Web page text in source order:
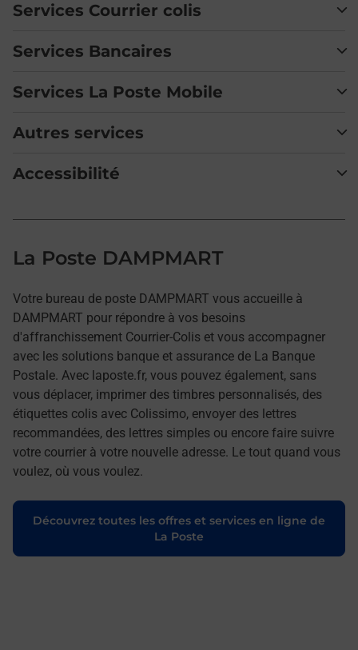
Services Courrier colis
Services Bancaires
Services La Poste Mobile
Autres services
Accessibilité
La Poste DAMPMART
Votre bureau de poste DAMPMART vous accueille à
DAMPMART pour répondre à vos besoins
d'affranchissement Courrier-Colis et vous accompagner
avec les solutions banque et assurance de La Banque
Postale. Avec laposte.fr, vous pouvez également, sans
vous déplacer, imprimer des timbres personnalisés, des
étiquettes colis avec Colissimo, envoyer des lettres
recommandées, des lettres simples ou encore faire suivre
votre courrier à votre nouvelle adresse. Le tout quand vous
voulez, où vous voulez.
Découvrez toutes les offres et services en ligne de
La Poste